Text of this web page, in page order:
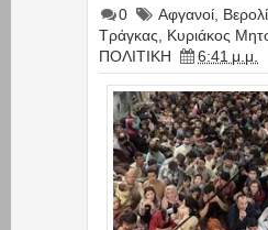
0 Αφγανοί
Τράγκας
Κυριάκος
ΠΟΛΙΤΙΚΗ
6:41 μ.μ.